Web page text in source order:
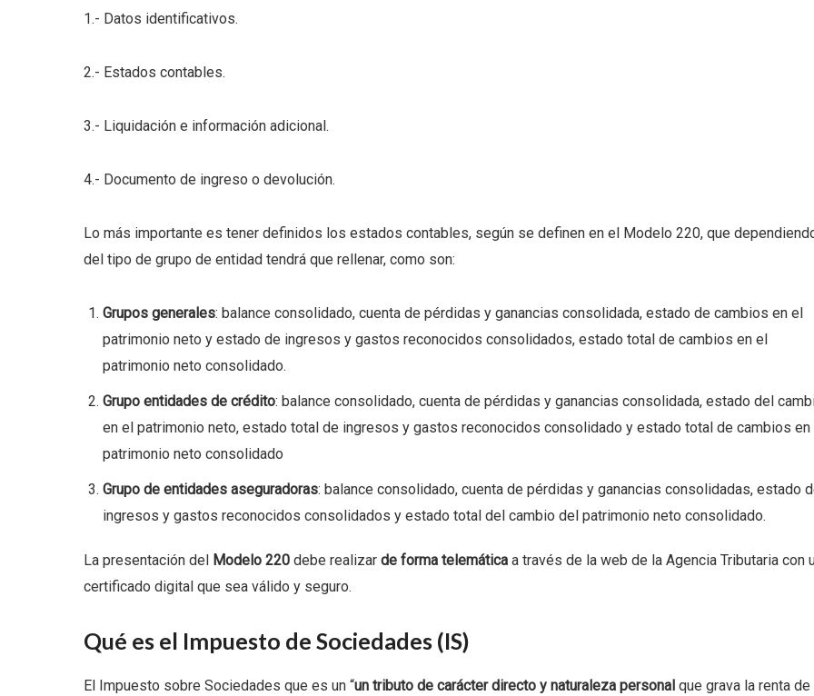
1.- Datos identificativos.
2.- Estados contables.
3.- Liquidación e información adicional.
4.- Documento de ingreso o devolución.
Lo más importante es tener definidos los estados contables, según se definen en el Modelo 220, que
del tipo de grupo de entidad tendrá que rellenar, como son:
Grupos generales: balance consolidado, cuenta de pérdidas y ganancias consolidada, estado de cambios en el
patrimonio neto y estado de ingresos y gastos reconocidos consolidados, estado total de cambios en el
patrimonio neto consolidado.
Grupo entidades de crédito: balance consolidado, cuenta de pérdidas y ganancias consolidada, estado del
en el patrimonio neto, estado total de ingresos y gastos reconocidos consolidado y estado total de cambios en
patrimonio neto consolidado
Grupo de entidades aseguradoras: balance consolidado, cuenta de pérdidas y ganancias consolidadas, estado
ingresos y gastos reconocidos consolidados y estado total del cambio del patrimonio neto consolidado.
La presentación del Modelo 220 debe realizar de forma telemática a través de la web de la Agencia Tributaria con
certificado digital que sea válido y seguro.
Qué es el Impuesto de Sociedades (IS)
El Impuesto sobre Sociedades que es un “un tributo de carácter directo y naturaleza personal que grava la renta de